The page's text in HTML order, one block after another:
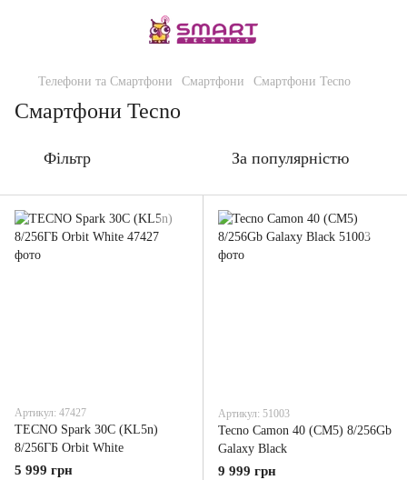
Телефони та Смартфони Смартфони Смартфони Tecno
Смартфони Tecno
Фільтр За популярністю
Артикул: 47427
TECNO Spark 30C (KL5n)
8/256ГБ Orbit White
5 999 грн
Артикул: 51003
Tecno Camon 40 (CM5) 8/256Gb
Galaxy Black
9 999 грн